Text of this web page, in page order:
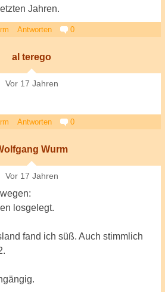
Jahren.
Antworten 0
al terego
Vor 17 Jahren
Antworten 0
Wurm
Vor 17 Jahren
losgelegt.
fand ich süß. Auch stimmlich